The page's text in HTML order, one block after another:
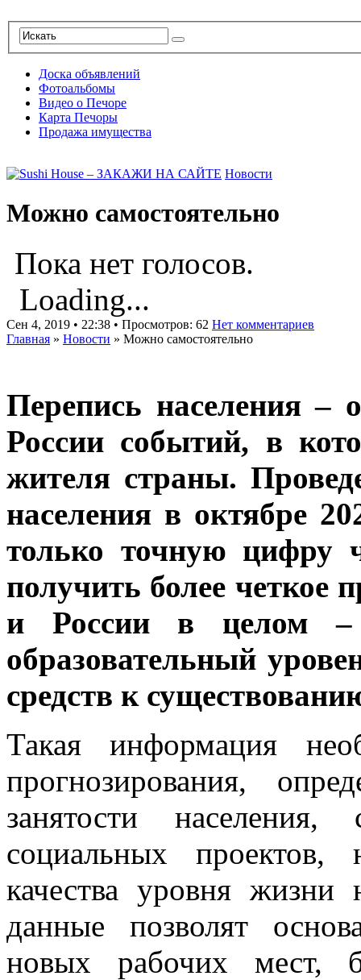
Доска объявлений
Фотоальбомы
Видео о Печоре
Карта Печоры
Продажа имущества
Новости
Можно самостоятельно
Пока нет голосов.
Loading...
Сен 4, 2019 • 22:38 • Просмотров: 62 Нет комментариев
Главная » Новости » Можно самостоятельно
Перепись населения –
России событий, в
жителя страны.
населения в октябре
только точную цифру
получить более четкое
и России в целом –
образовательный
средств к
Такая информация
прогнозирования,
занятости населения,
социальных проектов,
качества уровня жизни
данные позволят
новых рабочих мест,